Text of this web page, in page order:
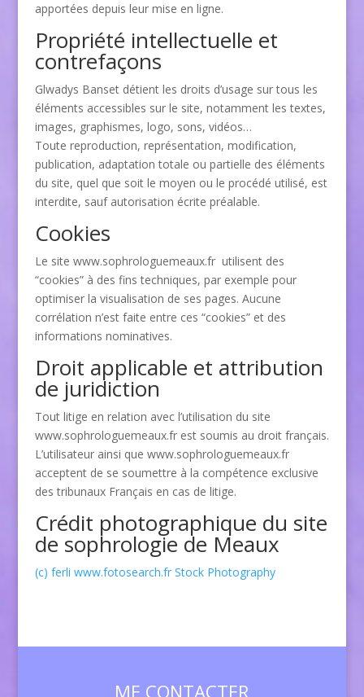
apportées depuis leur mise en ligne.
Propriété intellectuelle et
contrefaçons
Glwadys Banset détient les droits d’usage sur tous les
éléments accessibles sur le site, notamment les textes,
images, graphismes, logo, sons, vidéos…
Toute reproduction, représentation, modification,
publication, adaptation totale ou partielle des éléments
du site, quel que soit le moyen ou le procédé utilisé, est
interdite, sauf autorisation écrite préalable.
Cookies
Le site www.sophrologuemeaux.fr utilisent des
“cookies” à des fins techniques, par exemple pour
optimiser la visualisation de ses pages. Aucune
corrélation n’est faite entre ces “cookies” et des
informations nominatives.
Droit applicable et attribution
de juridiction
Tout litige en relation avec l’utilisation du site
www.sophrologuemeaux.fr est soumis au droit français.
L’utilisateur ainsi que www.sophrologuemeaux.fr
acceptent de se soumettre à la compétence exclusive
des tribunaux Français en cas de litige.
Crédit photographique du site
de sophrologie de Meaux
(c) ferli www.fotosearch.fr Stock Photography
ME CONTACTER